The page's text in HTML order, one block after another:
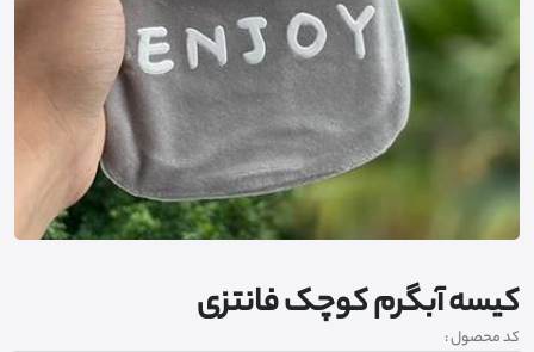
کیسه آبگرم کوچک فانتزی
کد محصول :